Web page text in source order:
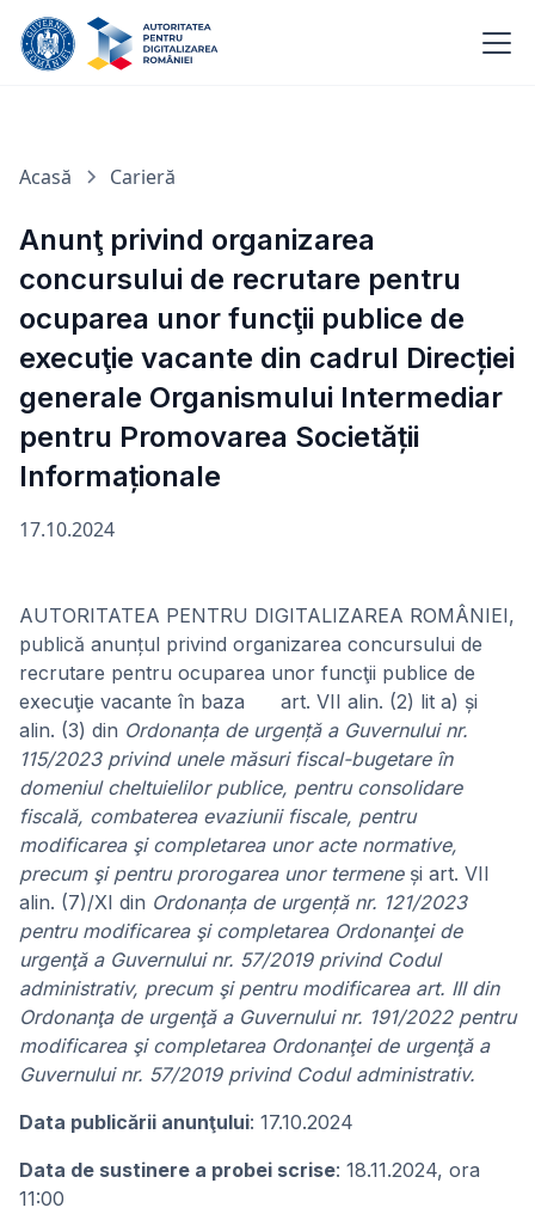
Acasă Carieră
Anunţ privind organizarea
concursului de recrutare pentru
ocuparea unor funcţii publice de
execuţie vacante din cadrul Direcției
generale Organismului Intermediar
pentru Promovarea Societății
Informaționale
17.10.2024
AUTORITATEA PENTRU DIGITALIZAREA ROMÂNIEI,
publică anunțul privind organizarea concursului de
recrutare pentru ocuparea unor funcţii publice de
execuţie vacante în baza art. VII alin. (2) lit a) și
alin. (3) din Ordonanța de urgență a Guvernului nr.
115/2023 privind unele măsuri fiscal-bugetare în
domeniul cheltuielilor publice, pentru consolidare
fiscală, combaterea evaziunii fiscale, pentru
modificarea şi completarea unor acte normative,
precum şi pentru prorogarea unor termeneși art. VII
alin. (7)/XI din Ordonanța de urgență nr. 121/2023
pentru modificarea şi completarea Ordonanţei de
urgenţă a Guvernului nr. 57/2019 privind Codul
administrativ, precum şi pentru modificarea art. III din
Ordonanţa de urgenţă a Guvernului nr. 191/2022 pentru
modificarea şi completarea Ordonanţei de urgenţă a
Guvernului nr. 57/2019 privind Codul administrativ.
Data publicării anunţului: 17.10.2024
Data de sustinere a probei scrise: 18.11.2024, ora
11:00